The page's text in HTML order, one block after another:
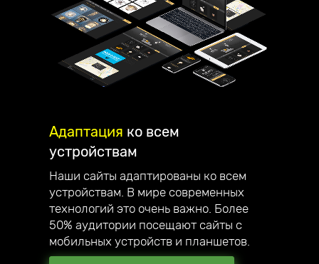
Адаптация ко всем
устройствам
Наши сайты адаптированы ко всем
устройствам. В мире современных
технологий это очень важно. Более
50% аудитории посещают сайты с
мобильных устройств и планшетов.